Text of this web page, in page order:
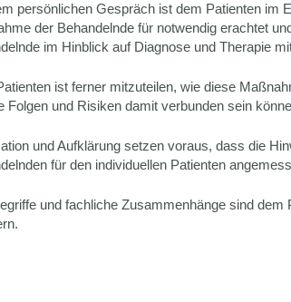
persönlichen Gespräch ist dem Patienten im
der Behandelnde für notwendig erachtet
im Hinblick auf Diagnose und Therapie
ist ferner mitzuteilen, wie diese
Folgen und Risiken damit verbunden sein
und Aufklärung setzen voraus, dass die
für den individuellen Patienten
und fachliche Zusammenhänge sind dem